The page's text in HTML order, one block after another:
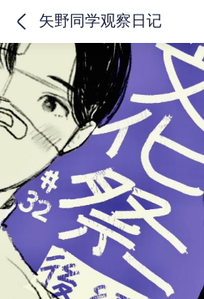
矢野同学观察日记